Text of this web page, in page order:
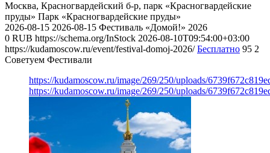
Москва, Красногвардейский б-р, парк «Красногвардейские
пруды» Парк «Красногвардейские пруды»
2026-08-15 2026-08-15 Фестиваль «Домой!» 2026
0 RUB https://schema.org/InStock 2026-08-10T09:54:00+03:00
https://kudamoscow.ru/event/festival-domoj-2026/ Бесплатно 95 2
Советуем Фестивали
https://kudamoscow.ru/image/269/250/uploads/
https://kudamoscow.ru/image/269/250/uploads/